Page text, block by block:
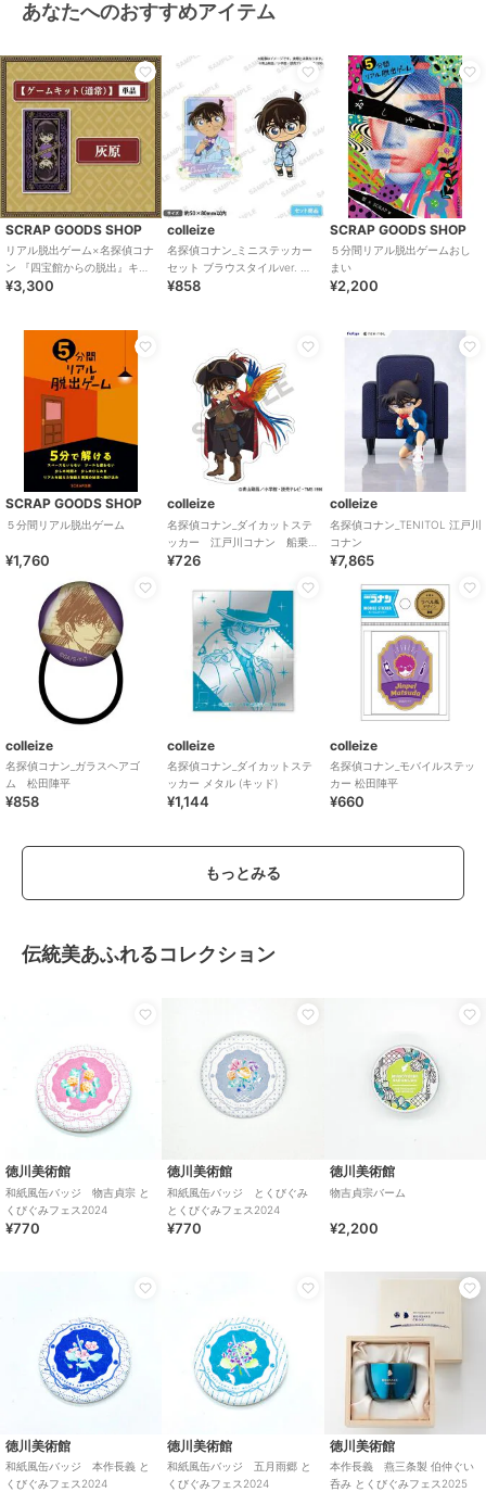
あなたへのおすすめアイテム
SCRAP GOODS SHOP
リアル脱出ゲーム×名探偵コナ
ン 『四宝館からの脱出』キッ
ト 灰原哀
¥3,300
colleize
名探偵コナン_ミニステッカー
セット ブラウスタイルver. 江
戸川コナン
¥858
SCRAP GOODS SHOP
５分間リアル脱出ゲームおし
まい
¥2,200
SCRAP GOODS SHOP
５分間リアル脱出ゲーム
¥1,760
colleize
名探偵コナン_ダイカットステ
ッカー 江戸川コナン 船乗
り
¥726
colleize
名探偵コナン_TENITOL 江戸川
コナン
¥7,865
colleize
名探偵コナン_ガラスヘアゴ
ム 松田陣平
¥858
colleize
名探偵コナン_ダイカットステ
ッカー メタル (キッド)
¥1,144
colleize
名探偵コナン_モバイルステッ
カー 松田陣平
¥660
もっとみる
伝統美あふれるコレクション
徳川美術館
和紙風缶バッジ 物吉貞宗 と
くびぐみフェス2024
¥770
徳川美術館
和紙風缶バッジ とくびぐみ
とくびぐみフェス2024
¥770
徳川美術館
物吉貞宗バーム
¥2,200
徳川美術館
和紙風缶バッジ 本作長義 と
くびぐみフェス2024
徳川美術館
和紙風缶バッジ 五月雨郷 と
くびぐみフェス2024
徳川美術館
本作長義 燕三条製 伯仲ぐい
呑み とくびぐみフェス2025